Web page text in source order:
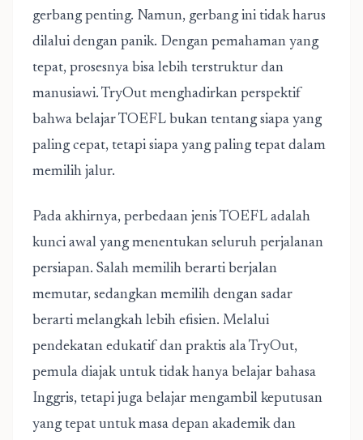
gerbang penting. Namun, gerbang ini tidak harus
dilalui dengan panik. Dengan pemahaman yang
tepat, prosesnya bisa lebih terstruktur dan
manusiawi. TryOut menghadirkan perspektif
bahwa belajar TOEFL bukan tentang siapa yang
paling cepat, tetapi siapa yang paling tepat dalam
memilih jalur.
Pada akhirnya, perbedaan jenis TOEFL adalah
kunci awal yang menentukan seluruh perjalanan
persiapan. Salah memilih berarti berjalan
memutar, sedangkan memilih dengan sadar
berarti melangkah lebih efisien. Melalui
pendekatan edukatif dan praktis ala TryOut,
pemula diajak untuk tidak hanya belajar bahasa
Inggris, tetapi juga belajar mengambil keputusan
yang tepat untuk masa depan akademik dan